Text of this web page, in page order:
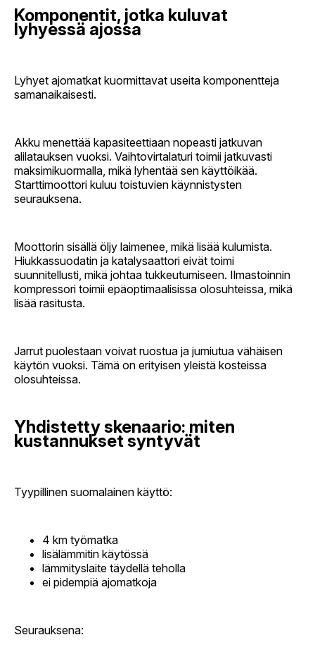
Komponentit, jotka kuluvat
lyhyessä ajossa
Lyhyet ajomatkat kuormittavat useita komponentteja
samanaikaisesti.
Akku menettää kapasiteettiaan nopeasti jatkuvan
alilatauksen vuoksi. Vaihtovirtalaturi toimii jatkuvasti
maksimikuormalla, mikä lyhentää sen käyttöikää.
Starttimoottori kuluu toistuvien käynnistysten
seurauksena.
Moottorin sisällä öljy laimenee, mikä lisää kulumista.
Hiukkassuodatin ja katalysaattori eivät toimi
suunnitellusti, mikä johtaa tukkeutumiseen. Ilmastoinnin
kompressori toimii epäoptimaalisissa olosuhteissa, mikä
lisää rasitusta.
Jarrut puolestaan voivat ruostua ja jumiutua vähäisen
käytön vuoksi. Tämä on erityisen yleistä kosteissa
olosuhteissa.
Yhdistetty skenaario: miten
kustannukset syntyvät
Tyypillinen suomalainen käyttö:
4 km työmatka
lisälämmitin käytössä
lämmityslaite täydellä teholla
ei pidempiä ajomatkoja
Seurauksena: